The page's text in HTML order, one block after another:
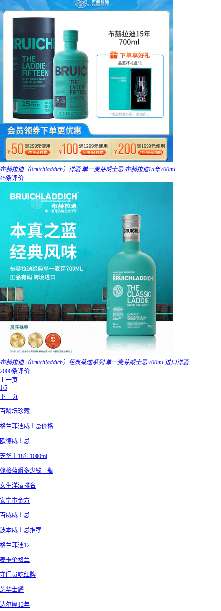
布赫拉迪（Bruichladdich）洋酒 单一麦芽威士忌 布赫拉迪15年700ml
45条评价
布赫拉迪（Bruichladdich）经典莱迪系列 单一麦芽威士忌 700ml 进口洋酒
2000条评价
上一页
1/5
下一页
百龄坛珍藏
格兰菲迪威士忌价格
欧德威士忌
芝华士18年1000ml
翰格蓝爵多少钱一瓶
女生洋酒排名
安宁市金方
百威威士忌
波本威士忌推荐
格兰菲迪12
麦卡伦格兰
守门员吃红牌
芝华士耀
达尔摩12年